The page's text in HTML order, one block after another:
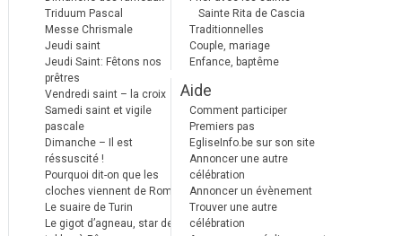
Triduum Pascal
Messe Chrismale
Jeudi saint
Jeudi Saint: Fêtons nos
prêtres
Vendredi saint – la croix
Samedi saint et vigile
pascale
Dimanche – Il est
réssuscité !
Pourquoi dit-on que les
cloches viennent de Rome ?
Le suaire de Turin
Le gigot d’agneau, star des
Sainte Rita de Cascia
Traditionnelles
Couple, mariage
Enfance, baptême
Aide
Comment participer
Premiers pas
EgliseInfo.be sur son site
Annoncer une autre
célébration
Annoncer un évènement
Trouver une autre
célébration